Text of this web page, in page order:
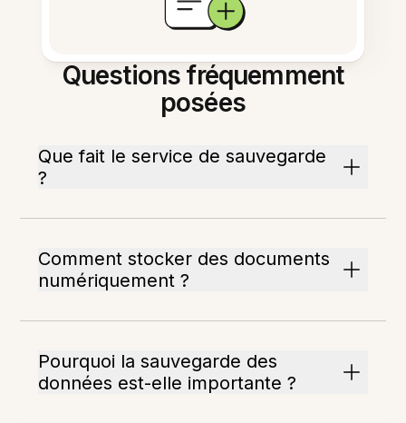
Questions fréquemment
posées
Que fait le service de sauvegarde
?
Comment stocker des documents
numériquement ?
Pourquoi la sauvegarde des
données est-elle importante ?